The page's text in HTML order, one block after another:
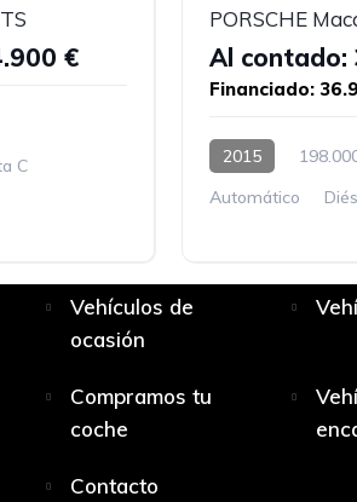
€
PORSCHE
Al contado:
Financiado:
2015
Automático
Vehículos de
ocasión
Compramos tu
coche
Contacto